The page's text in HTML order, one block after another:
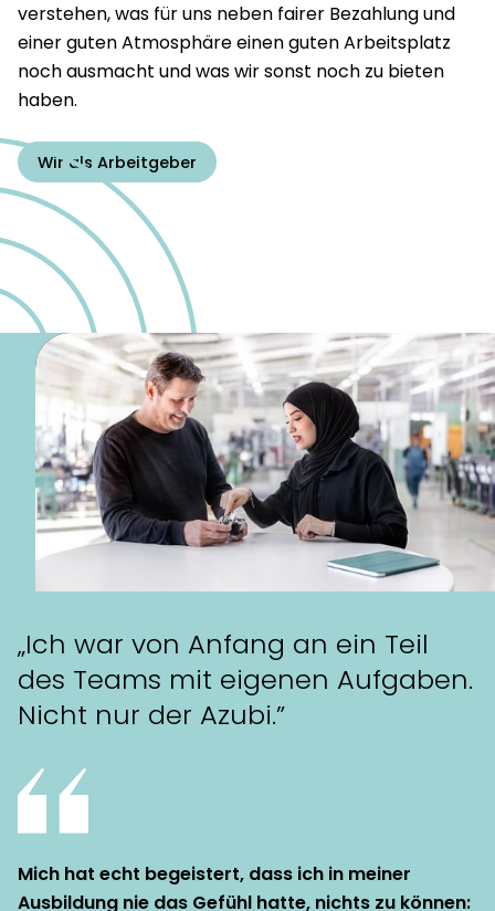
verstehen, was für uns neben fairer Bezahlung und
einer guten Atmosphäre einen guten Arbeitsplatz
noch ausmacht und was wir sonst noch zu bieten
haben.
Wir als Arbeitgeber
„Ich war von Anfang an ein Teil
des Teams mit eigenen Aufgaben.
Nicht nur der Azubi.”
Mich hat echt begeistert, dass ich in meiner
Ausbildung nie das Gefühl hatte, nichts zu können: